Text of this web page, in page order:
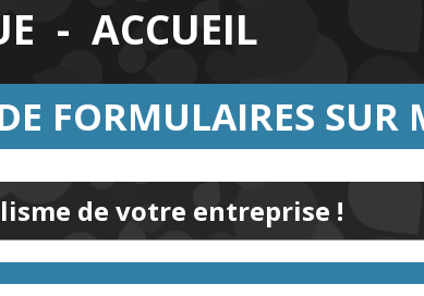
- ACCUEIL
FORMULAIRES SUR
de votre entreprise !